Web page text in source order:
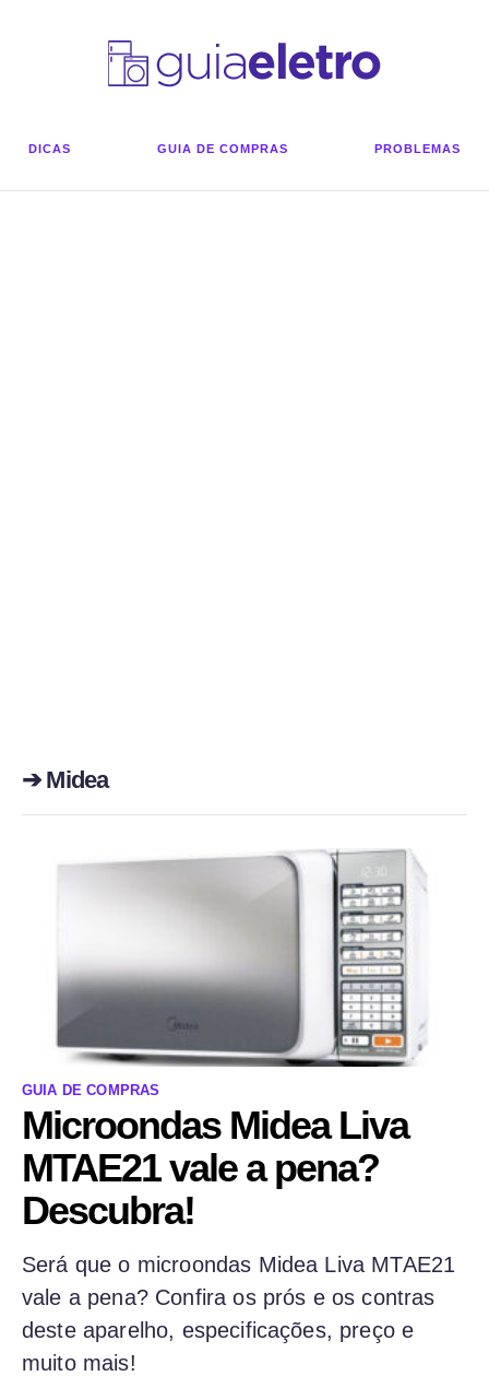
DICAS GUIA DE COMPRAS PROBLEMAS
➔ Midea
GUIA DE COMPRAS
Microondas Midea Liva
MTAE21 vale a pena?
Descubra!
Será que o microondas Midea Liva MTAE21
vale a pena? Confira os prós e os contras
deste aparelho, especificações, preço e
muito mais!